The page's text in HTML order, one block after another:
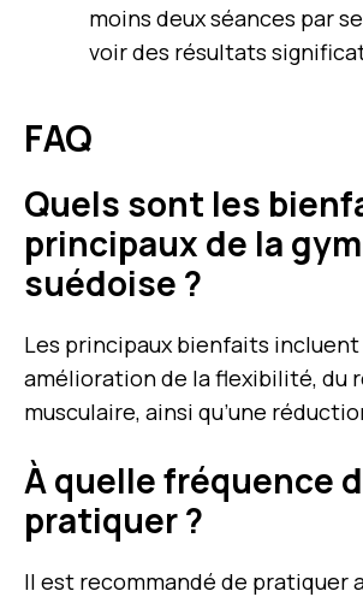
moins deux séances par
voir des résultats
FAQ
Quels sont les
principaux de la
suédoise ?
Les principaux bienfaits incluent
amélioration de la flexibilité, du
musculaire, ainsi qu’une
À quelle fréquence
pratiquer ?
Il est recommandé de pratiquer